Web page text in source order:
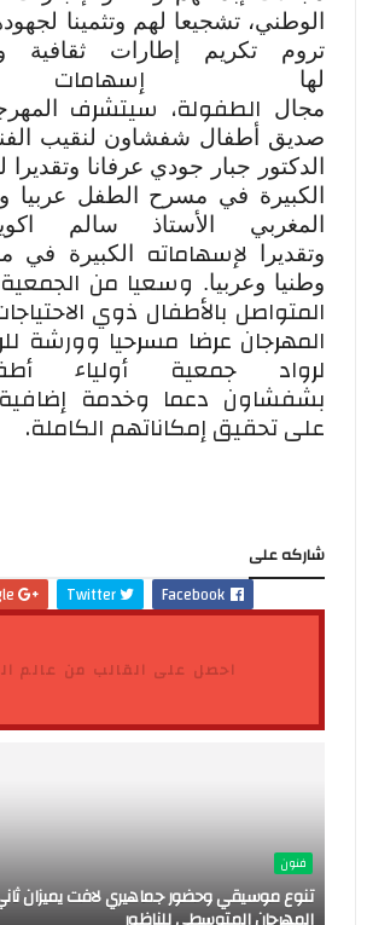
الوطني، تشجيعا لهم وتثمينا
تروم تكريم
إطارات ثقافية
لها
إسهامات
مجال الطفولة، سيتشرف
صديق أطفال شفشاون لنقيب
الدكتور جبار جودي عرفانا وتقديرا
الكبيرة في مسرح الطفل عربيا
المغربي الأستاذ سالم
وتقديرا لإسهاماته
الكبيرة في
وطنيا وعربيا. وسعيا من الجمعية
المتواصل بالأطفال ذوي
المهرجان عرضا مسرحيا وورشة
لرواد جمعية أولياء
بشفشاون دعما وخدمة
على تحقيق إمكاناتهم الكاملة.
شاركه على
Facebook
Twitter
احصل على القالب من عالم
فنون
تنوع موسيقي وحضور جماهيري لافت يميزان